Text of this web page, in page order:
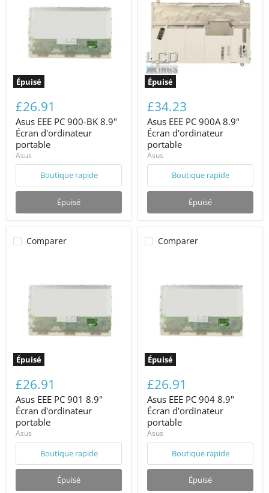
Épuisé
£26.91
Asus EEE PC 900-BK 8.9"
Écran d'ordinateur
portable
Asus
Boutique rapide
Épuisé
Épuisé
£34.23
Asus EEE PC 900A 8.9"
Écran d'ordinateur
portable
Asus
Boutique rapide
Épuisé
Comparer
Épuisé
£26.91
Asus EEE PC 901 8.9"
Écran d'ordinateur
portable
Asus
Boutique rapide
Épuisé
Comparer
Épuisé
£26.91
Asus EEE PC 904 8.9"
Écran d'ordinateur
portable
Asus
Boutique rapide
Épuisé